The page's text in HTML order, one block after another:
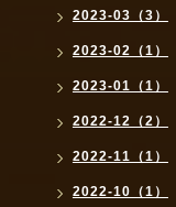
2023-03（3）
2023-02（1）
2023-01（1）
2022-12（2）
2022-11（1）
2022-10（1）